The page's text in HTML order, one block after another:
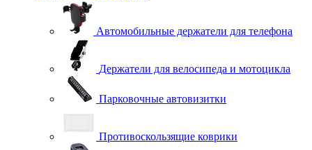
Автомобильные держатели для телефона
Держатели для велосипеда и мотоцикла
Парковочные автовизитки
Противоскользящие коврики